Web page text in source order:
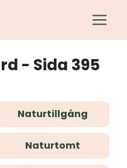
- Sida 395
Naturtillgång
Naturtomt